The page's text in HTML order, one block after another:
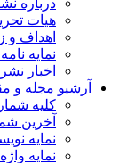
درباره
هیات
اهداف و
نمایه نامه
اخبار
آرشیو مجله و
کلیه
آخرین
نمایه
نمایه